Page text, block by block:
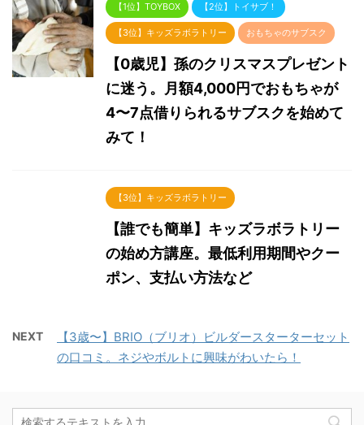
【1位】TOYBOX 【2位】トイサブ！
【3位】キッズラボラトリー おもちゃのサブスク
【0歳児】孫のクリスマスプレゼント
に迷う。月額4,000円でおもちゃが
4〜7点借りられるサブスクを始めて
みて！
【3位】キッズラボラトリー
【誰でも簡単】キッズラボラトリー
の始め方講座。最低利用期間やクー
ポン、支払い方法など
NEXT
【3歳〜】BRIO（ブリオ）ビルダースターターセット
の口コミ。ネジやボルトに興味がわいたら！